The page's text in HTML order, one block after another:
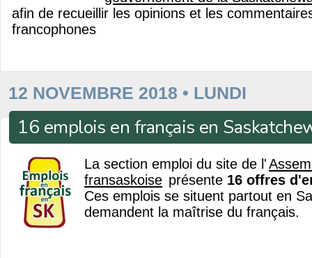
afin de recueillir les opinions et les
francophones
12 NOVEMBRE 2018 • LUNDI
16 emplois en français en
La section emploi du site de l'
fransaskoise présente 16 offres
Ces emplois se situent partout en
demandent la maîtrise du français.